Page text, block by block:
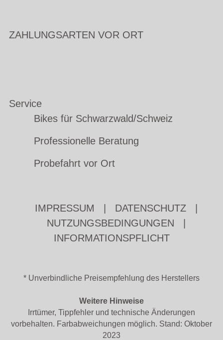
ZAHLUNGSARTEN VOR ORT
Service
Bikes für Schwarzwald/Schweiz
Professionelle Beratung
Probefahrt vor Ort
IMPRESSUM DATENSCHUTZ
NUTZUNGSBEDINGUNGEN
INFORMATIONSPFLICHT
* Unverbindliche Preisempfehlung des Herstellers
Weitere Hinweise
Irrtümer, Tippfehler und technische Änderungen
vorbehalten. Farbabweichungen möglich. Stand: Oktober
2023